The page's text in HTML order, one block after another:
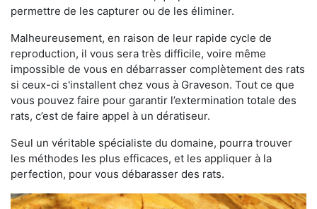
permettre de les capturer ou de les éliminer.
Malheureusement, en raison de leur rapide cycle de
reproduction, il vous sera très difficile, voire même
impossible de vous en débarrasser complètement des rats
si ceux-ci s'installent chez vous à Graveson. Tout ce que
vous pouvez faire pour garantir l’extermination totale des
rats, c’est de faire appel à un dératiseur.
Seul un véritable spécialiste du domaine, pourra trouver
les méthodes les plus efficaces, et les appliquer à la
perfection, pour vous débarasser des rats.